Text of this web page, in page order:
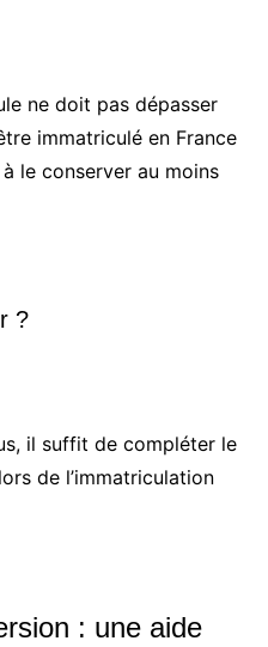
ne doit pas dépasser
immatriculé en France
le conserver au moins
?
il suffit de compléter le
de l’immatriculation
: une aide